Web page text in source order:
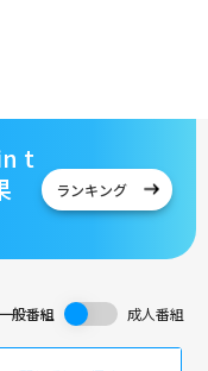
t
ランキング
一般番組 成人番組